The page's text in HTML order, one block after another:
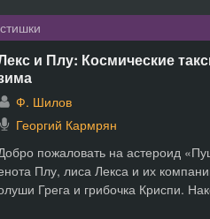
и Плу: Космические
Ф. Шилов
Георгий Кармрян
пожаловать на астероид
Плу, лиса Лекса и их
Грега и грибочка Криспи.